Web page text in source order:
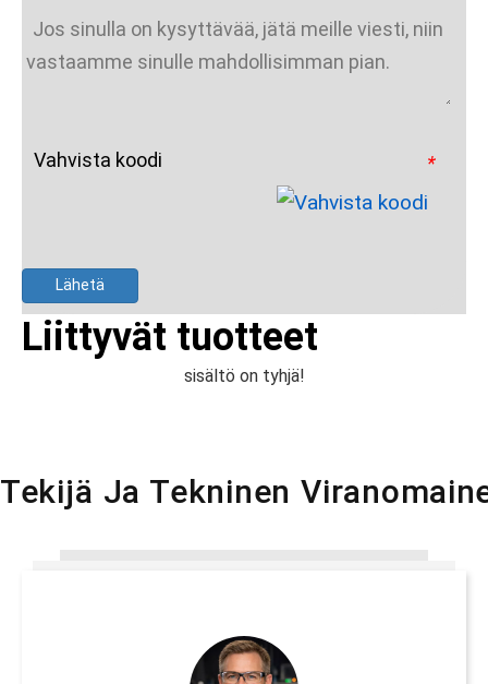
*
Vahvista koodi
Lähetä
Liittyvät tuotteet
sisältö on tyhjä!
Tekijä Ja Tekninen